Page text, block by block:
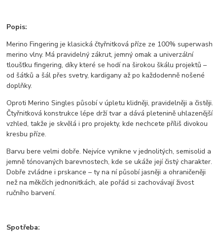
Popis:
Merino Fingering je klasická čtyřnitková příze ze 100% superwash
merino vlny. Má pravidelný zákrut, jemný omak a univerzální
tloušťku fingering, díky které se hodí na širokou škálu projektů –
od šátků a šál přes svetry, kardigany až po každodenně nošené
doplňky.
Oproti Merino Singles působí v úpletu klidněji, pravidelněji a čistěji.
Čtyřnitková konstrukce lépe drží tvar a dává pletenině uhlazenější
vzhled, takže je skvělá i pro projekty, kde nechcete příliš divokou
kresbu příze.
Barvu bere velmi dobře. Nejvíce vynikne v jednolitých, semisolid a
jemně tónovaných barevnostech, kde se ukáže její čistý charakter.
Dobře zvládne i prskance – ty na ní působí jasněji a ohraničeněji
než na měkčích jednonitkách, ale pořád si zachovávají živost
ručního barvení.
Spotřeba: